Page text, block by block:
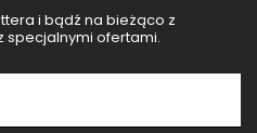
i bądź na bieżąco z
ofertami.